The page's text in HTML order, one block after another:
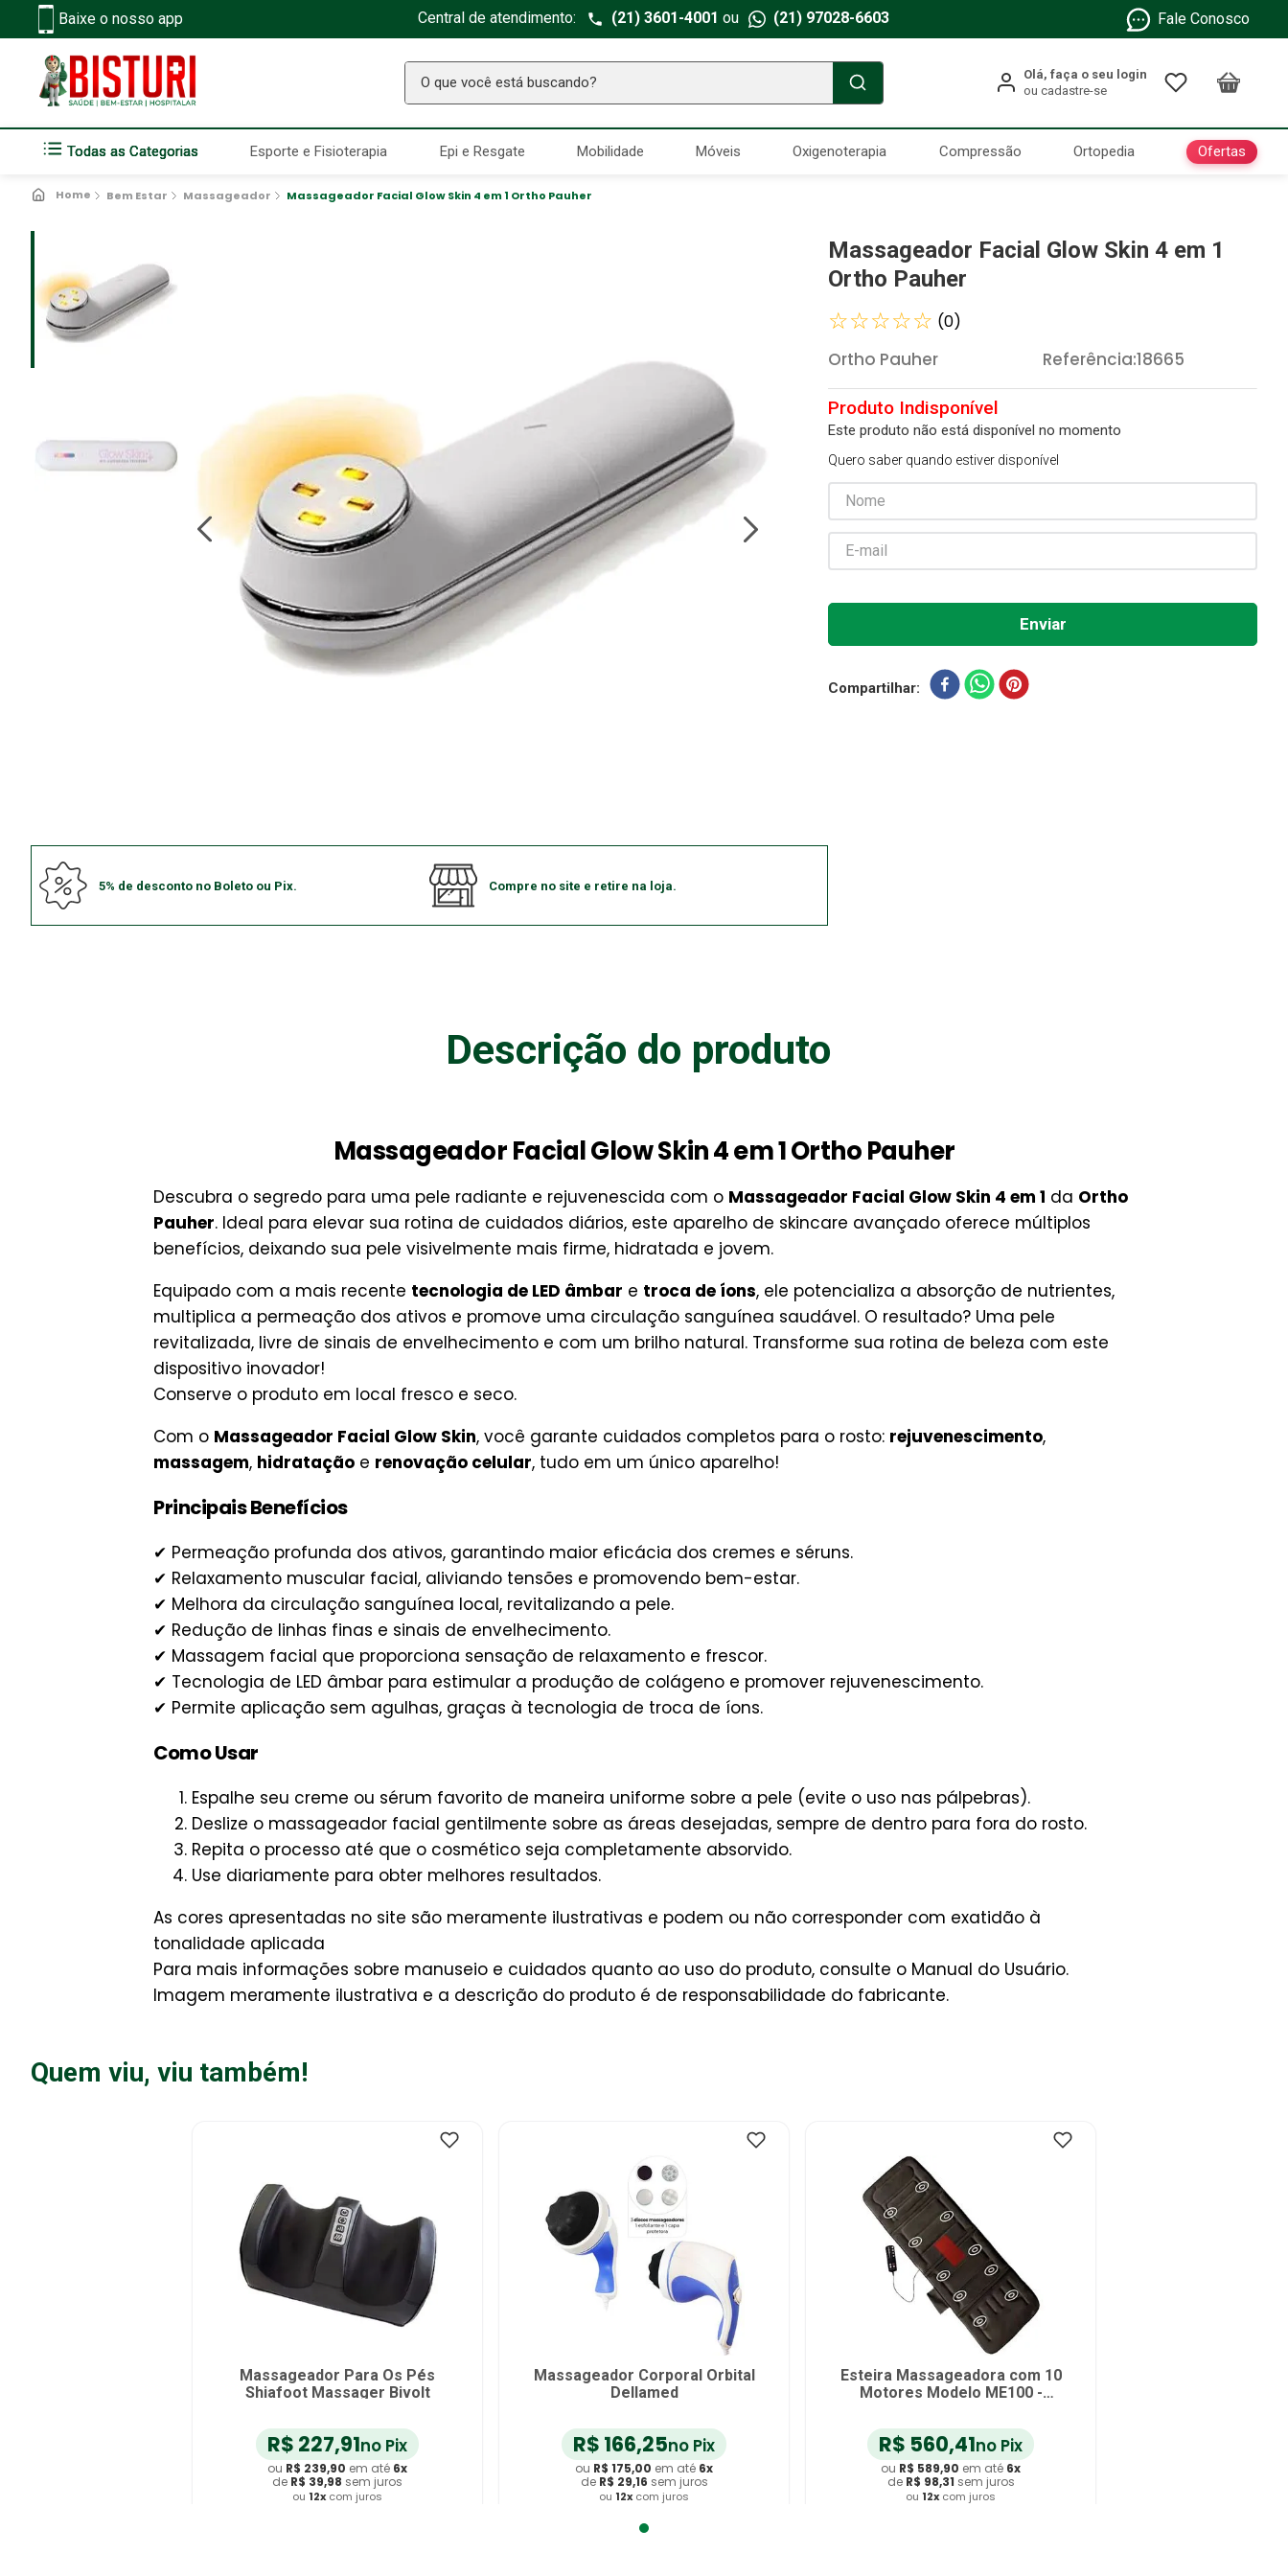
Baixe o nosso app Central de atendimento: (21) 3601-4001 ou (21) 97028-6603 Fale Conosco
O que você está buscando?
Todas as Categorias Esporte e Fisioterapia Epi e Resgate Mobilidade Móveis Oxigenoterapia Compressão Ortopedia Ofertas
Bem Estar Massageador Massageador Facial Glow Skin 4 em 1 Ortho Pauher
5% de desconto no Boleto ou Pix. Compre no site e retire na loja.
Massageador Facial Glow Skin 4 em 1
Ortho Pauher
☆☆☆☆☆ (0)
Ortho Pauher Referência:18665
Este produto não está disponível no momento
Quero saber quando estiver disponível
Compartilhar
Descrição do produto
Massageador Facial Glow Skin 4 em 1 Ortho Pauher
Descubra o segredo para uma pele radiante e rejuvenescida com o Massageador Facial Glow Skin 4 em 1 da Ortho
Pauher. Ideal para elevar sua rotina de cuidados diários, este aparelho de skincare avançado oferece múltiplos
benefícios, deixando sua pele visivelmente mais firme, hidratada e jovem.
Equipado com a mais recente tecnologia de LED âmbar e troca de íons, ele potencializa a absorção de nutrientes,
multiplica a permeação dos ativos e promove uma circulação sanguínea saudável. O resultado? Uma pele
revitalizada, livre de sinais de envelhecimento e com um brilho natural. Transforme sua rotina de beleza com este
dispositivo inovador!
Conserve o produto em local fresco e seco.
Com o Massageador Facial Glow Skin, você garante cuidados completos para o rosto: rejuvenescimento,
massagem, hidratação e renovação celular, tudo em um único aparelho!
Principais Benefícios
✔ Permeação profunda dos ativos, garantindo maior eficácia dos cremes e séruns.
✔ Relaxamento muscular facial, aliviando tensões e promovendo bem-estar.
✔ Melhora da circulação sanguínea local, revitalizando a pele.
✔ Redução de linhas finas e sinais de envelhecimento.
✔ Massagem facial que proporciona sensação de relaxamento e frescor.
✔ Tecnologia de LED âmbar para estimular a produção de colágeno e promover rejuvenescimento.
✔ Permite aplicação sem agulhas, graças à tecnologia de troca de íons.
Como Usar
Espalhe seu creme ou sérum favorito de maneira uniforme sobre a pele (evite o uso nas pálpebras).
Deslize o massageador facial gentilmente sobre as áreas desejadas, sempre de dentro para fora do rosto.
Repita o processo até que o cosmético seja completamente absorvido.
Use diariamente para obter melhores resultados.
As cores apresentadas no site são meramente ilustrativas e podem ou não corresponder com exatidão à
tonalidade aplicada
Para mais informações sobre manuseio e cuidados quanto ao uso do produto, consulte o Manual do Usuário.
Imagem meramente ilustrativa e a descrição do produto é de responsabilidade do fabricante.
Quem viu, viu também!
Massageador Para Os Pés
Shiafoot Massager Bivolt
R$ 227,91no Pix
ou R$ 239,90 em até 6x
de R$ 39,98 sem juros
ou 12x com juros
Massageador Corporal Orbital
Dellamed
R$ 166,25no Pix
ou R$ 175,00 em até 6x
de R$ 29,16 sem juros
ou 12x com juros
Adicionar ao Carrinho
Esteira Massageadora com 10
Motores Modelo ME100 -
R$ 560,41no Pix
ou R$ 589,90 em até 6x
de R$ 98,31 sem juros
ou 12x com juros
TERMOS MAIS BUSCADOS
Seringa Insulina
2º Fralda Geriatrica
Gaze